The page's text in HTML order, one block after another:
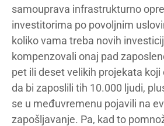
samouprava infrastrukturno
investitorima po povoljnim
koliko vama treba novih
kompenzovali onaj pad
pet ili deset velikih projekata koji
da bi zaposlili tih 10.000 ljudi,
se u međuvremenu pojavili na
zapošljavanje. Pa, kad to